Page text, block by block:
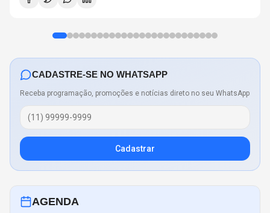
CADASTRE-SE NO WHATSAPP
Receba programação, promoções e notícias direto no seu WhatsApp
Cadastrar
AGENDA